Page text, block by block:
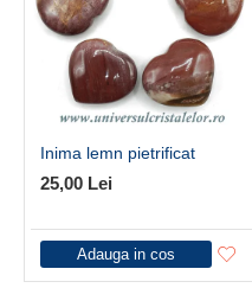
Inima lemn pietrificat
25,00 Lei
Adauga in cos